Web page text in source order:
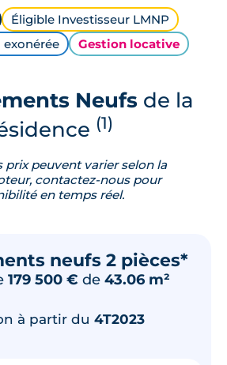
Éligible Investisseur LMNP
Gestion locative
Neufsde la
(1)
prix peuvent varier selon la
contactez-nous pour
en temps réel.
neufs 2 pièces*
179 500 € de 43.06 m²
à partir du 4T2023